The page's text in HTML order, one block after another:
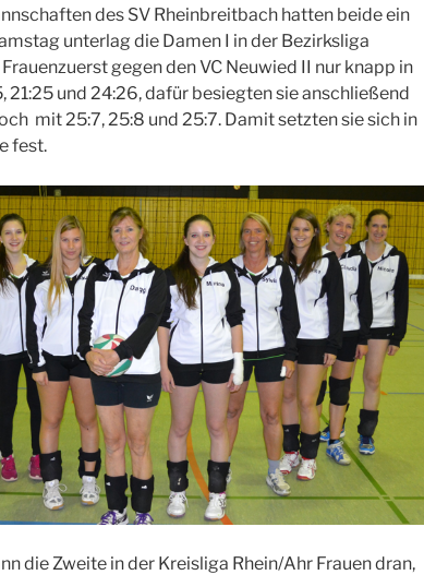
des SV Rheinbreitbach hatten beide ein
unterlag die Damen I in der Bezirksliga
gegen den VC Neuwied II nur knapp in
21:25 und 24:26, dafür besiegten sie anschließend
mit 25:7, 25:8 und 25:7. Damit setzten sie sich in
fest.
die Zweite in der Kreisliga Rhein/Ahr Frauen dran,